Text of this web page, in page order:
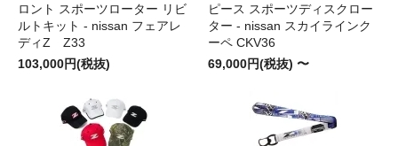
ロント スポーツローター リビ
ルトキット - nissan フェアレ
ディZ Z33
103,000円(税抜)
ピース スポーツディスクロー
ター - nissan スカイラインク
ーペ CKV36
69,000円(税抜) 〜